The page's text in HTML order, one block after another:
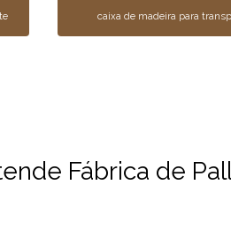
caixa de madeira para
Fábrica de